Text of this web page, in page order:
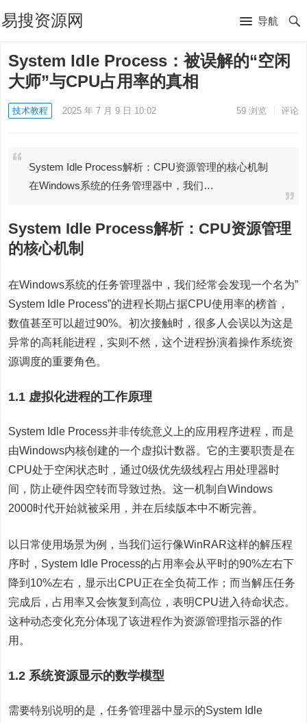
易搜资源网 导航
System Idle Process：被误解的“空闲
大师”与CPU占用率的真相
技术教程 2025 年 7 月 9 日 10:02 59浏览 评论
System Idle Process解析：CPU资源管理的核心机制
在Windows系统的任务管理器中，我们…
System Idle Process解析：CPU资源管理
的核心机制
在Windows系统的任务管理器中，我们经常会发现一个名为”
System Idle Process”的进程长期占据CPU使用率的榜首，
数值甚至可以超过90%。初次接触时，很多人会误以为这是
异常的高耗能进程，实则不然，这个进程扮演着操作系统资
源调度的重要角色。
1.1 虚拟化进程的工作原理
System Idle Process并非传统意义上的应用程序进程，而是
由Windows内核创建的一个虚拟计数器。它的主要职责是在
CPU处于空闲状态时，通过0级优先级线程占用处理器时
间，防止硬件因空转而导致过热。这一机制自Windows
2000时代开始就被采用，并在后续版本中不断完善。
以日常使用场景为例，当我们运行像WinRAR这样的解压程
序时，System Idle Process的占用率会从平时的90%左右下
降到10%左右，显示出CPU正在全负荷工作；而当解压任务
完成后，占用率又会恢复到高位，表明CPU进入待命状态。
这种动态变化充分体现了该进程作为资源管理指示器的作
用。
1.2 系统资源显示的数学模型
需要特别说明的是，任务管理器中显示的System Idle